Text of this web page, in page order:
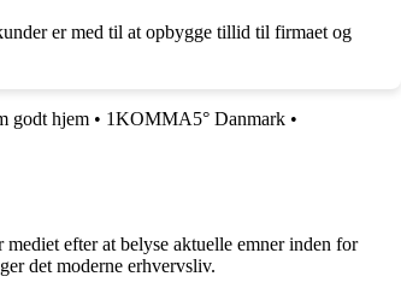
er med til at opbygge tillid til firmaet og
godt hjem • 1KOMMA5° Danmark •
efter at belyse aktuelle emner inden for
det moderne erhvervsliv.